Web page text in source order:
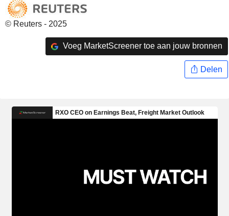
© Reuters - 2025
Voeg MarketScreener toe aan jouw bronnen
Delen